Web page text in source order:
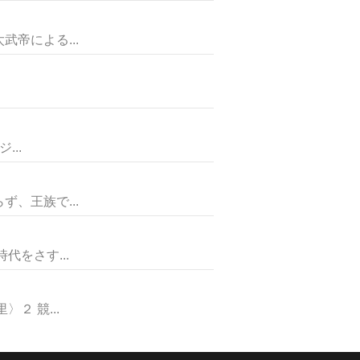
帝による...
...
、王族で...
をさす...
２ 競...